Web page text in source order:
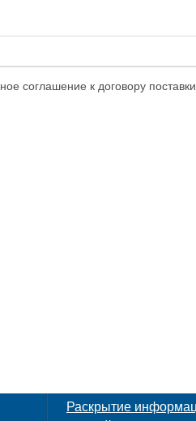
соглашение к договору
Раскрытие